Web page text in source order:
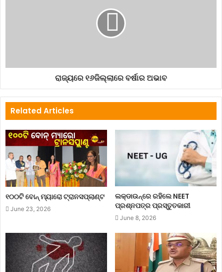
odishaweather
rainyseason
ରାଜ୍ୟରେ ୧୬ଜିଲ୍ଲାରେ ବର୍ଷାର ଅଭାବ
Related Articles
୧୦୦ଟି ବୋନ୍ ମ୍ୟାରୋ ଟ୍ରାନସପ୍ଲାଣ୍ଟ
June 23, 2026
ଲକ୍‌ଡାଉନ୍‌ରେ ରହିଲେ NEET
ପ୍ରଶ୍ନପତ୍ର ପ୍ରସ୍ତୁତକାରୀ
June 8, 2026